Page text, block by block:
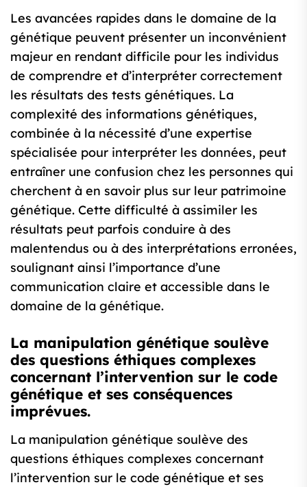
Les avancées rapides dans le domaine de la
génétique peuvent présenter un inconvénient
majeur en rendant difficile pour les individus
de comprendre et d’interpréter correctement
les résultats des tests génétiques. La
complexité des informations génétiques,
combinée à la nécessité d’une expertise
spécialisée pour interpréter les données, peut
entraîner une confusion chez les personnes qui
cherchent à en savoir plus sur leur patrimoine
génétique. Cette difficulté à assimiler les
résultats peut parfois conduire à des
malentendus ou à des interprétations erronées,
soulignant ainsi l’importance d’une
communication claire et accessible dans le
domaine de la génétique.
La manipulation génétique soulève
des questions éthiques complexes
concernant l’intervention sur le code
génétique et ses conséquences
imprévues.
La manipulation génétique soulève des
questions éthiques complexes concernant
l’intervention sur le code génétique et ses